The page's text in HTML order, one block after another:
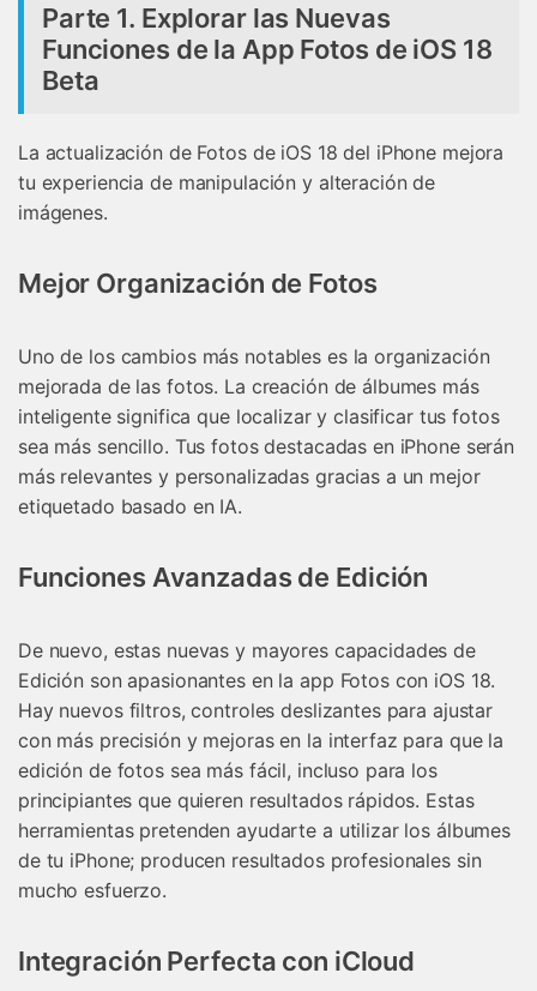
Parte 1. Explorar las Nuevas
Funciones de la App Fotos de iOS 18
Beta
La actualización de Fotos de iOS 18 del iPhone mejora
tu experiencia de manipulación y alteración de
imágenes.
Mejor Organización de Fotos
Uno de los cambios más notables es la organización
mejorada de las fotos. La creación de álbumes más
inteligente significa que localizar y clasificar tus fotos
sea más sencillo. Tus fotos destacadas en iPhone serán
más relevantes y personalizadas gracias a un mejor
etiquetado basado en IA.
Funciones Avanzadas de Edición
De nuevo, estas nuevas y mayores capacidades de
Edición son apasionantes en la app Fotos con iOS 18.
Hay nuevos filtros, controles deslizantes para ajustar
con más precisión y mejoras en la interfaz para que la
edición de fotos sea más fácil, incluso para los
principiantes que quieren resultados rápidos. Estas
herramientas pretenden ayudarte a utilizar los álbumes
de tu iPhone; producen resultados profesionales sin
mucho esfuerzo.
Integración Perfecta con iCloud